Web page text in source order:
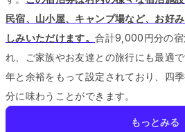
民宿、山小屋、キャンプ場など、お好
しみいただけます。合計9,000円分の宿
れ、ご家族やお友達との旅行にも最適で
年と余裕をもって設定されており、四
分に味わうことができます。
もっとみる